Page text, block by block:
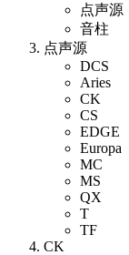
点声源
音柱
点声源
DCS
Aries
CK
CS
EDGE
Europa
MC
MS
QX
T
TF
CK